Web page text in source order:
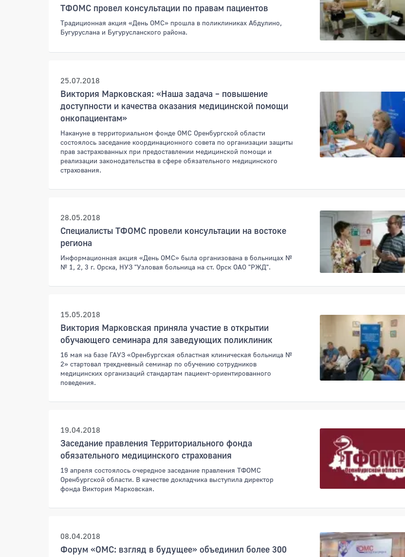
ТФОМС провел консультации по правам пациентов
Традиционная акция «День ОМС» прошла в поликлиниках Абдулино,
Бугуруслана и Бугурусланского района.
25.07.2018
Виктория Марковская: «Наша задача – повышение
доступности и качества оказания медицинской помощи
онкопациентам»
Накануне в территориальном фонде ОМС Оренбургской области
состоялось заседание координационного совета по организации защиты
прав застрахованных при предоставлении медицинской помощи и
реализации законодательства в сфере обязательного медицинского
страхования.
28.05.2018
Специалисты ТФОМС провели консультации на востоке
региона
Информационная акция «День ОМС» была организована в больницах №
№ 1, 2, 3 г. Орска, НУЗ "Узловая больница на ст. Орск ОАО "РЖД".
15.05.2018
Виктория Марковская приняла участие в открытии
обучающего семинара для заведующих поликлиник
16 мая на базе ГАУЗ «Оренбургская областная клиническая больница №
2» стартовал трехдневный семинар по обучению сотрудников
медицинских организаций стандартам пациент-ориентированного
поведения.
19.04.2018
Заседание правления Территориального фонда
обязательного медицинского страхования
19 апреля состоялось очередное заседание правления ТФОМС
Оренбургской области. В качестве докладчика выступила директор
фонда Виктория Марковская.
08.04.2018
Форум «ОМС: взгляд в будущее» объединил более 300